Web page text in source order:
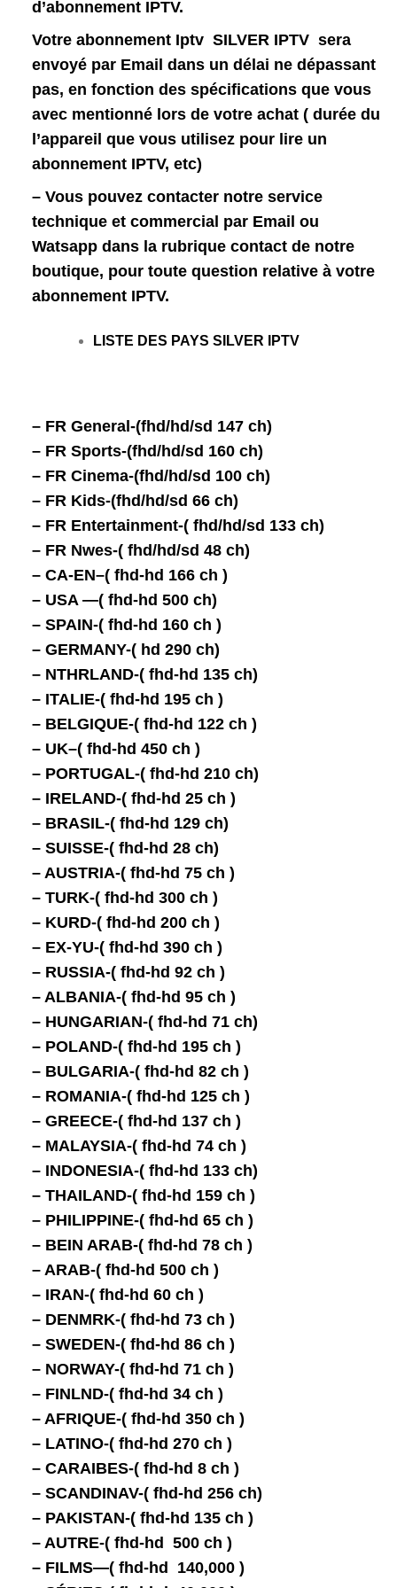
d’abonnement IPTV.
Votre abonnement Iptv SILVER IPTV sera
envoyé par Email dans un délai ne dépassant
pas, en fonction des spécifications que vous
avec mentionné lors de votre achat ( durée du
l’appareil que vous utilisez pour lire un
abonnement IPTV, etc)
– Vous pouvez contacter notre service
technique et commercial par Email ou
Watsapp dans la rubrique contact de notre
boutique, pour toute question relative à votre
abonnement IPTV.
LISTE DES PAYS SILVER IPTV
– FR General-(fhd/hd/sd 147 ch)
– FR Sports-(fhd/hd/sd 160 ch)
– FR Cinema-(fhd/hd/sd 100 ch)
– FR Kids-(fhd/hd/sd 66 ch)
– FR Entertainment-( fhd/hd/sd 133 ch)
– FR Nwes-( fhd/hd/sd 48 ch)
– CA-EN–( fhd-hd 166 ch )
– USA —( fhd-hd 500 ch)
– SPAIN-( fhd-hd 160 ch )
– GERMANY-( hd 290 ch)
– NTHRLAND-( fhd-hd 135 ch)
– ITALIE-( fhd-hd 195 ch )
– BELGIQUE-( fhd-hd 122 ch )
– UK–( fhd-hd 450 ch )
– PORTUGAL-( fhd-hd 210 ch)
– IRELAND-( fhd-hd 25 ch )
– BRASIL-( fhd-hd 129 ch)
– SUISSE-( fhd-hd 28 ch)
– AUSTRIA-( fhd-hd 75 ch )
– TURK-( fhd-hd 300 ch )
– KURD-( fhd-hd 200 ch )
– EX-YU-( fhd-hd 390 ch )
– RUSSIA-( fhd-hd 92 ch )
– ALBANIA-( fhd-hd 95 ch )
– HUNGARIAN-( fhd-hd 71 ch)
– POLAND-( fhd-hd 195 ch )
– BULGARIA-( fhd-hd 82 ch )
– ROMANIA-( fhd-hd 125 ch )
– GREECE-( fhd-hd 137 ch )
– MALAYSIA-( fhd-hd 74 ch )
– INDONESIA-( fhd-hd 133 ch)
– THAILAND-( fhd-hd 159 ch )
– PHILIPPINE-( fhd-hd 65 ch )
– BEIN ARAB-( fhd-hd 78 ch )
– ARAB-( fhd-hd 500 ch )
– IRAN-( fhd-hd 60 ch )
– DENMRK-( fhd-hd 73 ch )
– SWEDEN-( fhd-hd 86 ch )
– NORWAY-( fhd-hd 71 ch )
– FINLND-( fhd-hd 34 ch )
– AFRIQUE-( fhd-hd 350 ch )
– LATINO-( fhd-hd 270 ch )
– CARAIBES-( fhd-hd 8 ch )
– SCANDINAV-( fhd-hd 256 ch)
– PAKISTAN-( fhd-hd 135 ch )
– AUTRE-( fhd-hd 500 ch )
– FILMS—( fhd-hd 140,000 )